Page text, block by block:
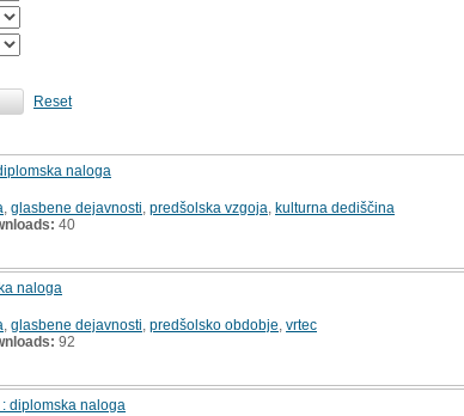
Reset
naloga
glasbene dejavnosti predšolska vzgoja kulturna dediščina
40
naloga
glasbene dejavnosti predšolsko obdobje vrtec
92
diplomska naloga